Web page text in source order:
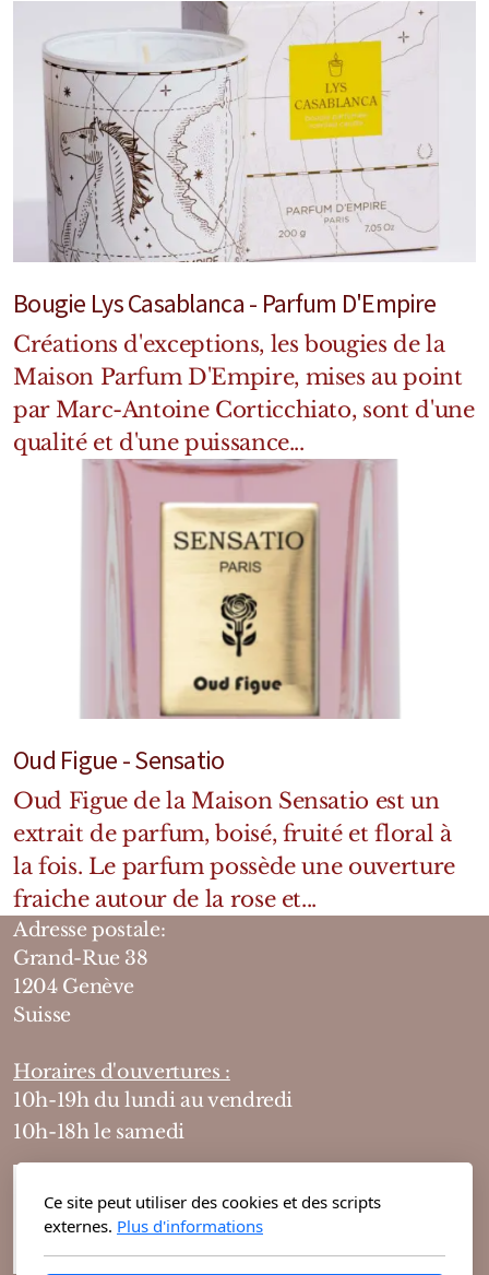
Bougie Lys Casablanca - Parfum D'Empire
Créations d'exceptions, les bougies de la
Maison Parfum D'Empire, mises au point
par Marc-Antoine Corticchiato, sont d'une
qualité et d'une puissance...
Oud Figue - Sensatio
Oud Figue de la Maison Sensatio est un
extrait de parfum, boisé, fruité et floral à
la fois. Le parfum possède une ouverture
fraiche autour de la rose et...
Adresse postale:
Grand-Rue 38
1204 Genève
Suisse
Horaires d'ouvertures :
10h-19h du lundi au vendredi
10h-18h le samedi
Ce site peut utiliser des cookies et des scripts
externes. Plus d'informations